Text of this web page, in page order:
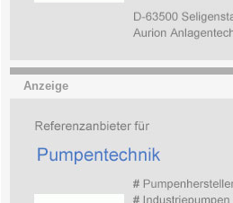
Anzeige